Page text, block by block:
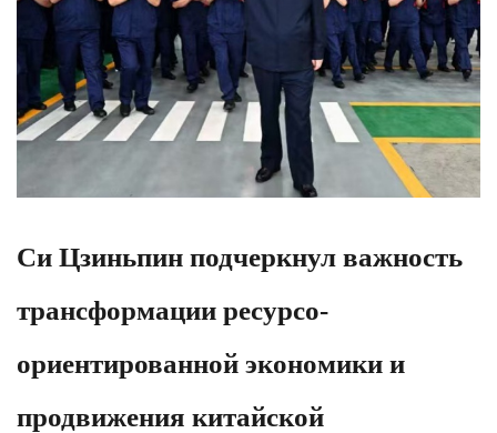
Си Цзиньпин подчеркнул важность
трансформации ресурсо-
ориентированной экономики и
продвижения китайской